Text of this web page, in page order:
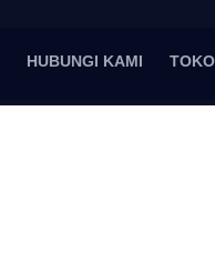
HUBUNGI KAMI